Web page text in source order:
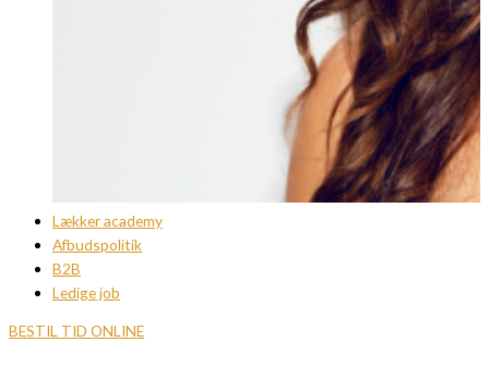
Lækker academy
Afbudspolitik
B2B
Ledige job
BESTIL TID ONLINE